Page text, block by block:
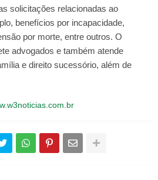
solicitações relacionadas ao
benefícios por incapacidade,
por morte, entre outros. O
advogados e também atende
e direito sucessório, além de